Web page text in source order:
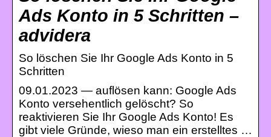
Ads Konto in 5 Schritten –
advidera
So löschen Sie Ihr Google Ads Konto in 5
Schritten
09.01.2023 — auflösen kann: Google Ads
Konto versehentlich gelöscht? So
reaktivieren Sie Ihr Google Ads Konto! Es
gibt viele Gründe, wieso man ein erstelltes …